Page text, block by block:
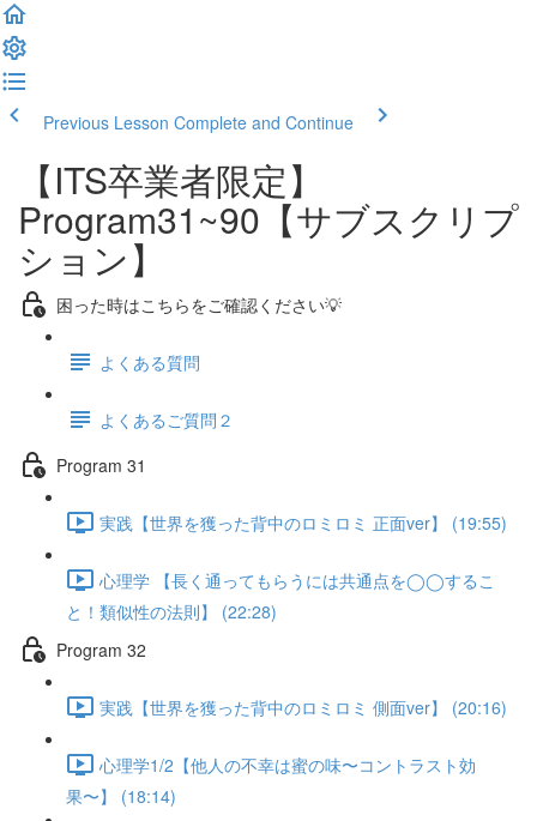
Previous Lesson Complete and Continue
【ITS卒業者限定】
Program31~90【サブスクリプ
ション】
困った時はこちらをご確認ください💡
よくある質問
よくあるご質問２
Program 31
実践【世界を獲った背中のロミロミ 正面ver】 (19:55)
心理学 【長く通ってもらうには共通点を◯◯するこ
と！類似性の法則】 (22:28)
Program 32
実践【世界を獲った背中のロミロミ 側面ver】 (20:16)
心理学1/2【他人の不幸は蜜の味〜コントラスト効
果〜】 (18:14)